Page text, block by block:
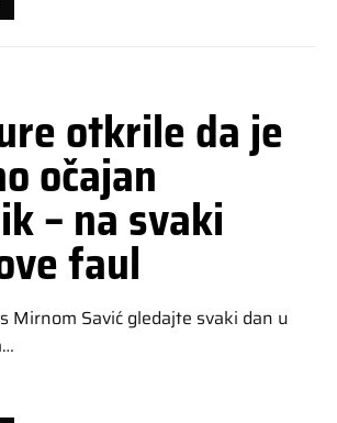
otkrile da je
očajan
– na svaki
faul
Mirnom Savić gledajte svaki dan u